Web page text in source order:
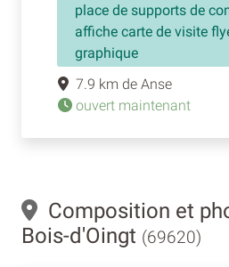
place de supports de
affiche carte de visite
graphique
7.9 km de Anse
ouvert maintenant
Composition et
Bois-d'Oingt (69620)